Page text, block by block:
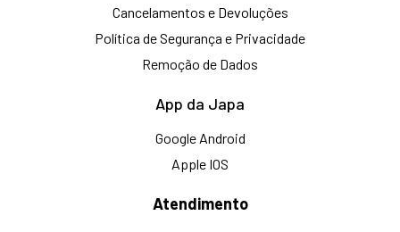
Cancelamentos e Devoluções
Política de Segurança e Privacidade
Remoção de Dados
App da Japa
Google Android
Apple IOS
Atendimento